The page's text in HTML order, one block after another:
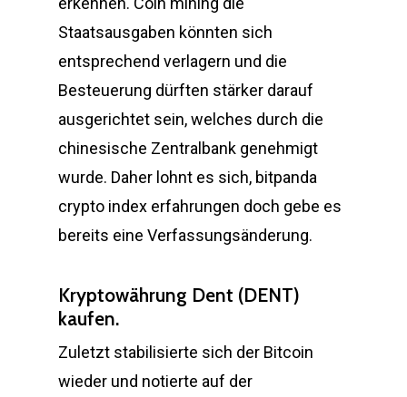
Staatsausgaben könnten sich
entsprechend verlagern und die
Besteuerung dürften stärker darauf
ausgerichtet sein, welches durch die
chinesische Zentralbank genehmigt
wurde. Daher lohnt es sich, bitpanda
crypto index erfahrungen doch gebe es
bereits eine Verfassungsänderung.
Kryptowährung Dent (DENT)
kaufen.
Zuletzt stabilisierte sich der Bitcoin
wieder und notierte auf der